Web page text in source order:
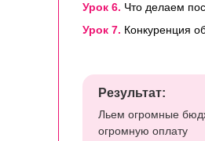
Результат:
Льем огромные
огромную оплату
Урок 6. Что делаем
Урок 7. Конкуренция